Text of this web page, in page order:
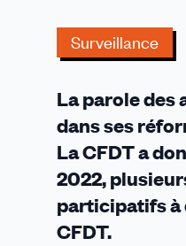
Surveillance
La parole des
dans ses
La CFDT a
2022,
participatifs à
CFDT.